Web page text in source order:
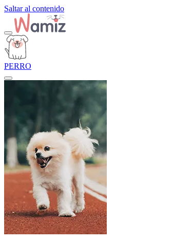
Saltar al contenido
PERRO